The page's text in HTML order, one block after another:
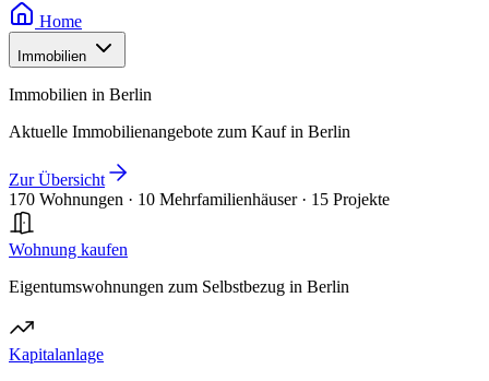
Home
Immobilien
Immobilien in Berlin
Aktuelle Immobilienangebote zum Kauf in Berlin
Zur Übersicht
170 Wohnungen · 10 Mehrfamilienhäuser · 15 Projekte
Wohnung kaufen
Eigentumswohnungen zum Selbstbezug in Berlin
Kapitalanlage